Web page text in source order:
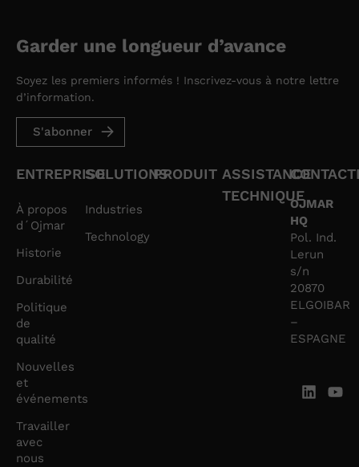
Garder une longueur d’avance
Soyez les premiers informés ! Inscrivez-vous à notre lettre
d’information.
S'abonner
ENTREPRISE
À propos
d´Ojmar
Historie
Durabilité
Politique
de
qualité
Nouvelles
et
événements
Travailler
avec
nous
SOLUTIONS
Industries
Technology
PRODUIT ASSISTANCE
TECHNIQUE
OJMAR
HQ
Pol. Ind.
Lerun
s/n
20870
ELGOIBAR
–
ESPAGNE